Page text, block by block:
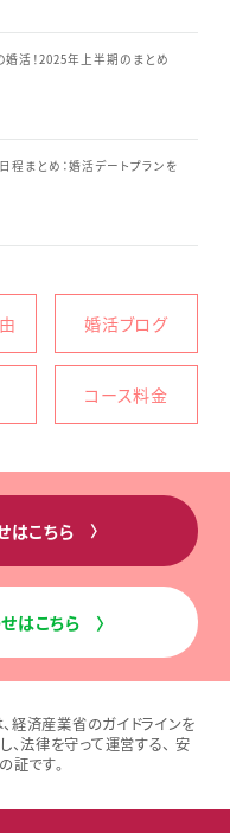
活！2025年上半期のまとめ
程まとめ：婚活デートプランを
婚活ブログ
コース料金
はこちら〉
せはこちら〉
、経済産業省のガイドラインを
法律を守って運営する、 安
証です。